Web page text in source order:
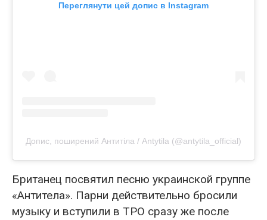
Переглянути цей допис в Instagram
Допис, поширений Антитіла / Antytila (@antytila_official)
Британец посвятил песню украинской группе
«Антитела». Парни действительно бросили
музыку и вступили в ТРО сразу же после